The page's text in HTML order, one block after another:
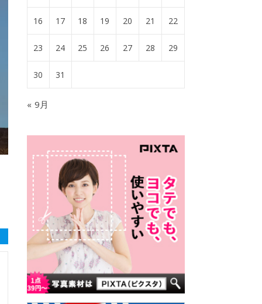
16 17 18 19 20 21 22
23 24 25 26 27 28 29
30 31
« 9月